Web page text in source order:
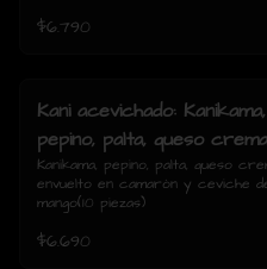
$6.790
Kani acevichado: Kanikama,
pepino, palta, queso
envuelto en camarón y
ceviche de mango(10
Kanikama, pepino, palta, queso
envuelto en camarón y ceviche
mango(10 piezas)
$6.690